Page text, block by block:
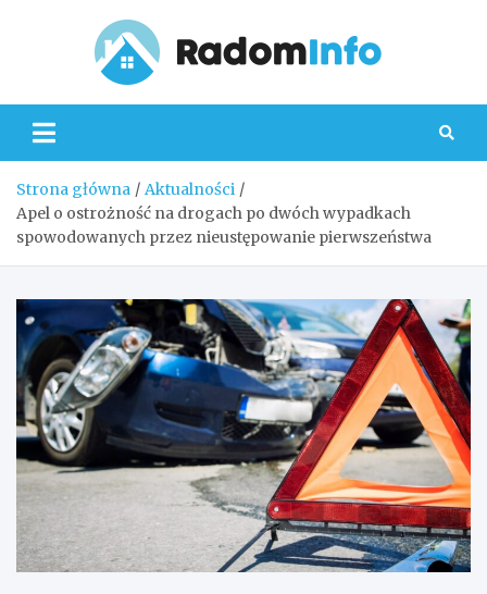
Strona główna
Aktualności
Apel o ostrożność na drogach po dwóch wypadkach
spowodowanych przez nieustępowanie pierwszeństwa